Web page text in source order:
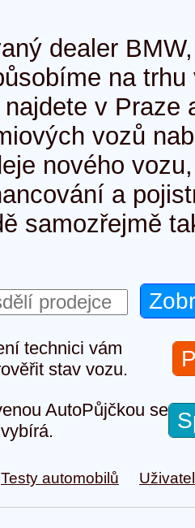
dealer
na
v Praze
vozů
nového
a
samozřejmě
technici vám
stav vozu.
AutoPůjčkou se
Testy automobilů